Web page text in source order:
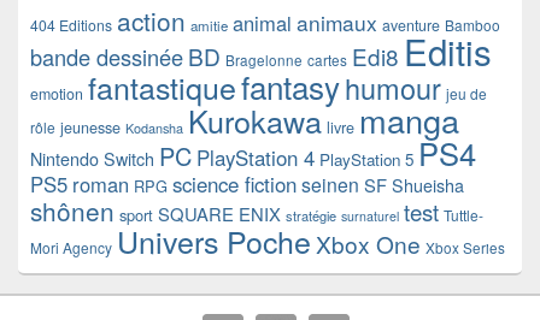
404 Editions action amitie animal animaux aventure Bamboo
bande dessinéeBD Bragelonne cartes Edi8 Editis
emotion fantastiquefantasyhumour jeu de
rôle jeunesse Kodansha Kurokawa livre manga
Nintendo Switch PC PlayStation 4 PlayStation 5 PS4
PS5 roman RPG science fictionseinen SF Shueisha
shônen sport SQUARE ENIX stratégie surnaturel test Tuttle-
Mori Agency Univers Poche Xbox One Xbox Series